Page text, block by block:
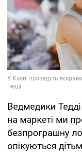
Ведмедики
на маркеті ми
безпрограшну
опікуються